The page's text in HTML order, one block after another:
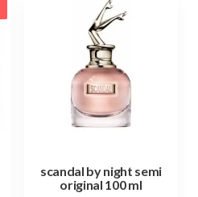
scandal by night semi
original 100 ml